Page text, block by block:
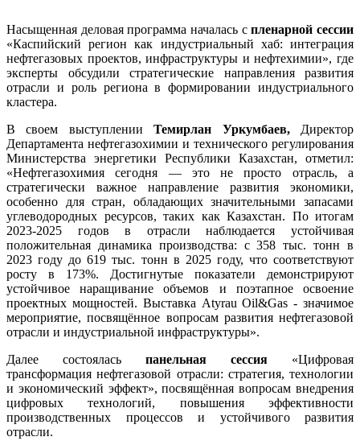
Насыщенная деловая программа началась спленарной сессии
«Каспийский регион как индустриальный хаб: интеграция
нефтегазовых проектов, инфраструктуры и нефтехимии», где
эксперты обсудили стратегические направления развития
отрасли и роль региона в формировании индустриального
кластера.
В своем выступленииТемирлан Уркумбаев, Директор
Департамента нефтегазохимии и технического регулирования
Министерства энергетики Республики Казахстан, отметил:
«Нефтегазохимия сегодня — это не просто отрасль, а
стратегически важное направление развития экономики,
особенно для стран, обладающих значительными запасами
углеводородных ресурсов, таких как Казахстан. По итогам
2023-2025 годов в отрасли наблюдается устойчивая
положительная динамика производства: с 358 тыс. тонн в
2023 году до 619 тыс. тонн в 2025 году, что соответствуют
росту в 173%. Достигнутые показатели демонстрируют
устойчивое наращивание объемов и поэтапное освоение
проектных мощностей. Выставка Atyrau Oil&Gas - значимое
мероприятие, посвящённое вопросам развития нефтегазовой
отрасли и индустриальной инфраструктуры».
Далее состоялась панельная сессия «Цифровая
трансформация нефтегазовой отрасли: стратегия, технологии
и экономический эффект», посвящённая вопросам внедрения
цифровых технологий, повышения эффективности
производственных процессов и устойчивого развития
отрасли.